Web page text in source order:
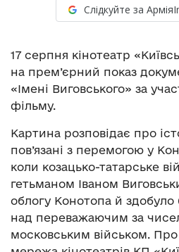
Слідкуйте за
17 серпня кінотеатр
на прем’єрний показ
«Імені Виговського» за
фільму.
Картина розповідає про
пов’язані з перемогою у
коли козацько-татарське
гетьманом Іваном
облогу Конотопа й
над переважаючим за
московським військом.